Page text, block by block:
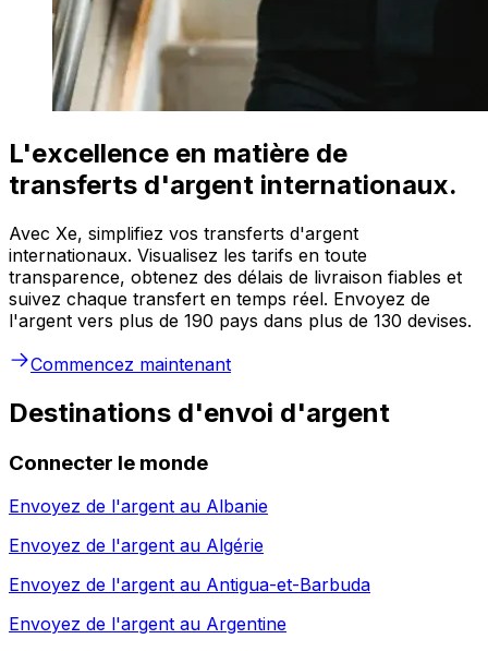
L'excellence en matière de
transferts d'argent internationaux.
Avec Xe, simplifiez vos transferts d'argent
internationaux. Visualisez les tarifs en toute
transparence, obtenez des délais de livraison fiables et
suivez chaque transfert en temps réel. Envoyez de
l'argent vers plus de 190 pays dans plus de 130 devises.
Commencez maintenant
Destinations d'envoi d'argent
Connecter le monde
Envoyez de l'argent au Albanie
Envoyez de l'argent au Algérie
Envoyez de l'argent au Antigua-et-Barbuda
Envoyez de l'argent au Argentine